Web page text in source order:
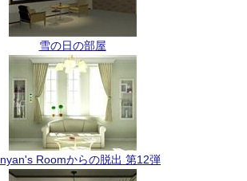
雪の日の部屋
Roomからの脱出 第12弾